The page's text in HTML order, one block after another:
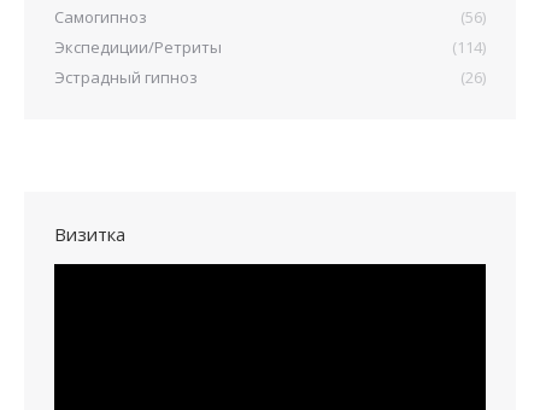
Самогипноз
(56)
Экспедиции/Ретриты
(114)
Эстрадный гипноз
(26)
Визитка